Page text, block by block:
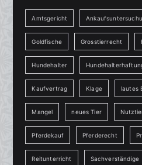
Amtsgericht
Goldfische Grosstierrecht
Hundehalter
Kaufvertrag Klage lautes
Mangel neues Tier
Pferdekauf Pferderecht
Reitunterricht Sachverständige